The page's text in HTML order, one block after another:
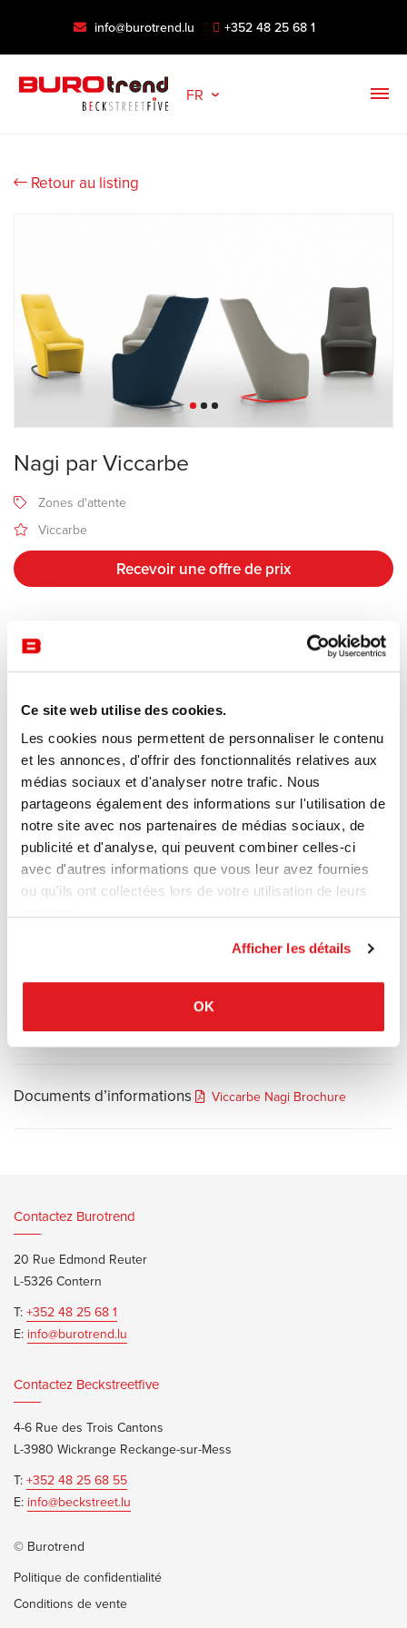
Ce site web utilise des cookies.
Les cookies nous permettent de personnaliser le contenu
et les annonces, d'offrir des fonctionnalités relatives aux
médias sociaux et d'analyser notre trafic. Nous
partageons également des informations sur l'utilisation de
notre site avec nos partenaires de médias sociaux, de
publicité et d'analyse, qui peuvent combiner celles-ci
avec d'autres informations que vous leur avez fournies
ou qu'ils ont collectées lors de votre utilisation de leurs
Afficher les détails
OK
info@burotrend.lu +352 48 25 68 1
FR
Retour au listing
Nagi par Viccarbe
Zones d'attente
Viccarbe
Recevoir une offre de prix
Description
Né pour devenir un classique, le fauteuil
des proportions savamment étudiées et une discrète structure en
acier garnie de mousse polyuréthane moulé à mémoire de forme.
Cette nouvelle icône de la collection Viccarbe se décline en 2
versions : à bascule ou fixe.
La structure de ces 2 versions est en acier calibré avec finition
poudre polyester thermodurcissable en noir, blanc, orange
fluorescent et bleu althéa. Revêtement non déhoussable.
Le grand modèle est extrêmement confortable grâce au dossier
Documents d’informations Viccarbe Nagi Brochure
Contactez Burotrend
20 Rue Edmond Reuter
L-5326 Contern
T: +352 48 25 68 1
E: info@burotrend.lu
Contactez Beckstreetfive
4-6 Rue des Trois Cantons
L-3980 Wickrange Reckange-sur-Mess
T: +352 48 25 68 55
E: info@beckstreet.lu
© Burotrend
Politique de confidentialité
Conditions de vente